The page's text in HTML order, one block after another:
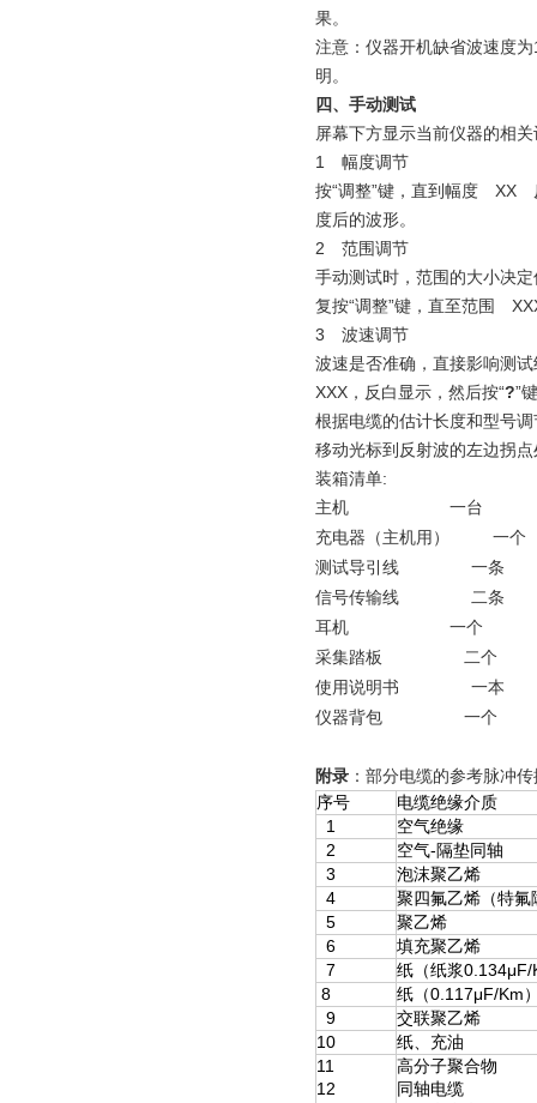
果。
注意：仪器开机缺省波速度
明。
四、手动测试
屏幕下方显示当前仪器的相
1 幅度调节
按“调整”键，直到幅度 XX
度后的波形。
2 范围调节
手动测试时，范围的大小决
复按“调整”键，直至范围
3 波速调节
波速是否准确，直接影响测
XXX，反白显示，然后按“?”
根据电缆的估计长度和型号
移动光标到反射波的左边拐
装箱清单:
主机
一台
充电器（主机用）
一个
测试导引线
一条
信号传输线
二条
耳机
一个
采集踏板
二个
使用说明书
一本
仪器背包
一个
附录 ：部分电缆的参考脉冲
序号
电缆绝缘介质
1
空气绝缘
2
空气-隔垫同轴
3
泡沫聚乙烯
4
聚四氟乙烯（特氟
5
聚乙烯
6
填充聚乙烯
7
纸（纸浆0.134μF/
8
纸（0.117μF/Km
9
交联聚乙烯
10
纸、充油
11
12
高分子聚合物
同轴电缆